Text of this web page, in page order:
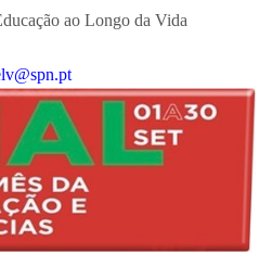
ao Longo da Vida